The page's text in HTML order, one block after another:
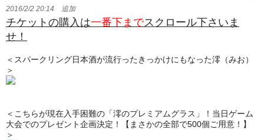
2016/2/2 20:14 追加
チケットの購入は一番下までスクロール下さいま
せ！
＜スパークリング日本酒が流行ったきっかけにもなった澪（みお）
＞
＜こちらが現在入手困難の「澪のプレミアムグラス」！当日ゲーム
大会でのプレゼント企画決定！【まさかの全部で500個ご用意！】
＞